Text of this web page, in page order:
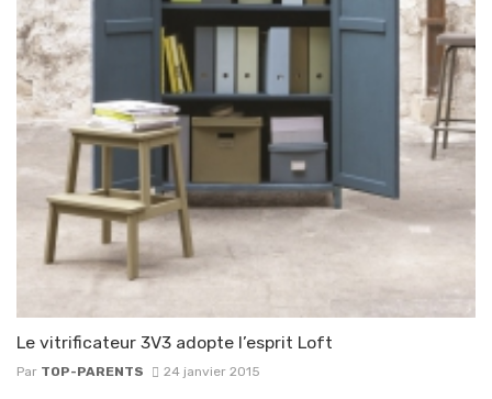
Le vitrificateur 3V3 adopte l’esprit Loft
Par TOP-PARENTS 24 janvier 2015